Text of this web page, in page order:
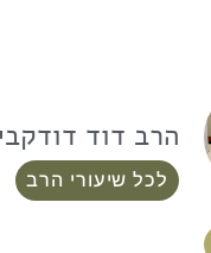
הרב דוד
לכל שיעורי הרב